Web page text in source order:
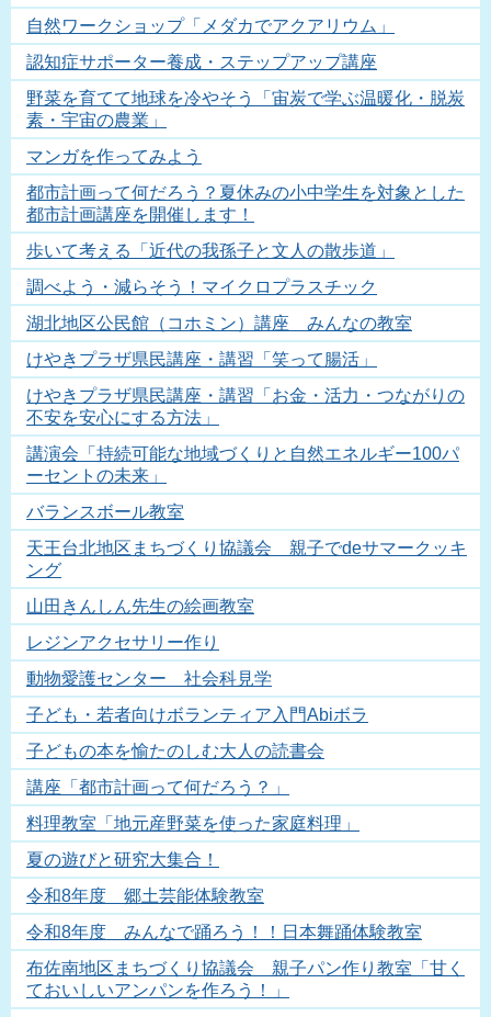
自然ワークショップ「メダカでアクアリウム」
認知症サポーター養成・ステップアップ講座
野菜を育てて地球を冷やそう「宙炭で学ぶ温暖化・脱炭
素・宇宙の農業」
マンガを作ってみよう
都市計画って何だろう？夏休みの小中学生を対象とした
都市計画講座を開催します！
歩いて考える「近代の我孫子と文人の散歩道」
調べよう・減らそう！マイクロプラスチック
湖北地区公民館（コホミン）講座 みんなの教室
けやきプラザ県民講座・講習「笑って腸活」
けやきプラザ県民講座・講習「お金・活力・つながりの
不安を安心にする方法」
講演会「持続可能な地域づくりと自然エネルギー100パ
ーセントの未来」
バランスボール教室
天王台北地区まちづくり協議会 親子でdeサマークッキ
ング
山田きんしん先生の絵画教室
レジンアクセサリー作り
動物愛護センター 社会科見学
子ども・若者向けボランティア入門Abiボラ
子どもの本を愉たのしむ大人の読書会
講座「都市計画って何だろう？」
料理教室「地元産野菜を使った家庭料理」
夏の遊びと研究大集合！
令和8年度 郷土芸能体験教室
令和8年度 みんなで踊ろう！！日本舞踊体験教室
布佐南地区まちづくり協議会 親子パン作り教室「甘く
ておいしいアンパンを作ろう！」